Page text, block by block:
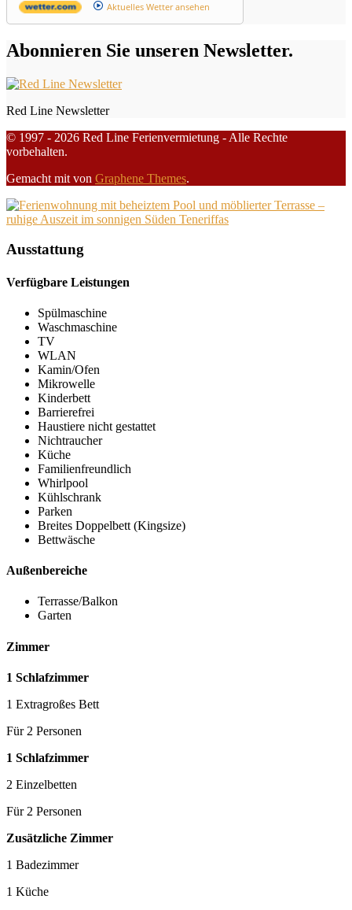
Aktuelles Wetter ansehen
Abonnieren Sie unseren Newsletter.
Red Line Newsletter
© 1997 - 2026 Red Line Ferienvermietung - Alle Rechte
vorbehalten.
Gemacht mit von Graphene Themes.
Ausstattung
Verfügbare Leistungen
Spülmaschine
Waschmaschine
TV
WLAN
Kamin/Ofen
Mikrowelle
Kinderbett
Barrierefrei
Haustiere nicht gestattet
Nichtraucher
Küche
Familienfreundlich
Whirlpool
Kühlschrank
Parken
Breites Doppelbett (Kingsize)
Bettwäsche
Außenbereiche
Terrasse/Balkon
Garten
Zimmer
1 Schlafzimmer
1 Extragroßes Bett
Für 2 Personen
1 Schlafzimmer
2 Einzelbetten
Für 2 Personen
Zusätzliche Zimmer
1 Badezimmer
1 Küche